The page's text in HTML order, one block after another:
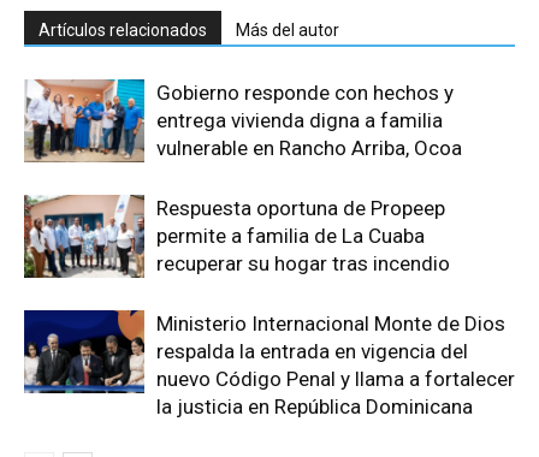
Artículos relacionados Más del autor
Gobierno responde con hechos y
entrega vivienda digna a familia
vulnerable en Rancho Arriba, Ocoa
Respuesta oportuna de Propeep
permite a familia de La Cuaba
recuperar su hogar tras incendio
Ministerio Internacional Monte de Dios
respalda la entrada en vigencia del
nuevo Código Penal y llama a fortalecer
la justicia en República Dominicana